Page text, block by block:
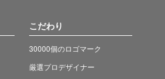
こだわり
30000個のロゴマーク
厳選プロデザイナー